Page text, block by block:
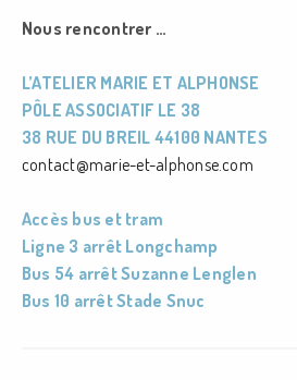
Nous rencontrer …
L’ATELIER MARIE ET ALPHONSE
PÔLE ASSOCIATIF LE 38
38 RUE DU BREIL 44100 NANTES
contact@marie-et-alphonse.com
Accès bus et tram
Ligne 3 arrêt Longchamp
Bus 54 arrêt Suzanne Lenglen
Bus 10 arrêt Stade Snuc